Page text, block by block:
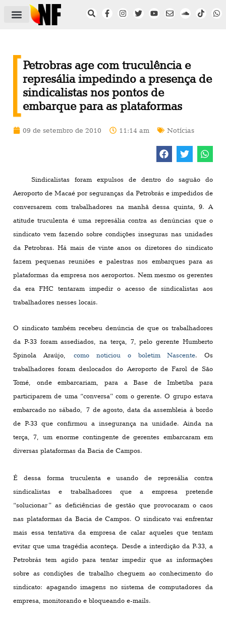
Petrobras age com truculência e
represália impedindo a presença de
sindicalistas nos pontos de
embarque para as plataformas
09 de setembro de 2010 11:14 am Notícias
Sindicalistas foram expulsos de dentro do saguão do
Aeroporto de Macaé por seguranças da Petrobrás e impedidos de
conversarem com trabalhadores na manhã dessa quinta, 9. A
atitude truculenta é uma represália contra as denúncias que o
sindicato vem fazendo sobre condições inseguras nas unidades
da Petrobras. Há mais de vinte anos os diretores do sindicato
fazem pequenas reuniões e palestras nos embarques para as
plataformas da empresa nos aeroportos. Nem mesmo os gerentes
da era FHC tentaram impedir o acesso de sindicalistas aos
trabalhadores nesses locais.
O sindicato também recebeu denúncia de que os trabalhadores
da P-33 foram assediados, na terça, 7, pelo gerente Humberto
Spinola Araújo,como noticiou o boletim Nascente. Os
trabalhadores foram deslocados do Aeroporto de Farol de São
Tomé, onde embarcariam, para a Base de Imbetiba para
participarem de uma “conversa” com o gerente. O grupo estava
embarcado no sábado, 7 de agosto, data da assembleia à bordo
de P-33 que confirmou a insegurança na unidade. Ainda na
terça, 7, um enorme contingente de gerentes embarcaram em
diversas plataformas da Bacia de Campos.
É dessa forma truculenta e usando de represália contra
sindicalistas e trabalhadores que a empresa pretende
“solucionar” as deficiências de gestão que provocaram o caos
nas plataformas da Bacia de Campos. O sindicato vai enfrentar
mais essa tentativa da empresa de calar aqueles que tentam
evitar que uma tragédia aconteça. Desde a interdição da P-33, a
Petrobrás tem agido para tentar impedir que as informações
sobre as condições de trabalho cheguem ao conhecimento do
sindicato: apagando imagens no sistema de computadores da
empresa, monitorando e bloqueando e-mails.